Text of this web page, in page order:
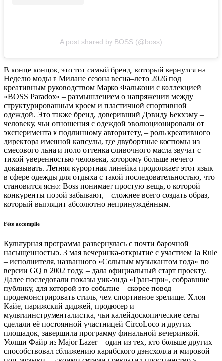
A post shared by BOSS (@boss)
В конце концов, это тот самый бренд, который вернулся на
Неделю моды в Милане сезона весна–лето 2026 под
креативным руководством Марко Фалькони с коллекцией
«BOSS Paradox» – размышлением о напряжении между
структурированным кроем и пластичной спортивной
одеждой. Это также бренд, доверивший Дэвиду Бекхэму –
человеку, чьи отношения с одеждой эволюционировали от
эксперимента к подлинному авторитету, – роль креативного
директора именной капсулы, где двубортные костюмы из
смесового льна и поло оттенка сливочного масла звучат с
тихой уверенностью человека, которому больше нечего
доказывать. Летняя курортная линейка продолжает этот язык
в сфере одежды для отдыха с такой последовательностью, что
становится ясно: Boss понимает простую вещь, о которой
конкуренты порой забывают, – сложнее всего создать образ,
который выглядит абсолютно непринуждённым.
Fête accomplie
Культурная программа развернулась с почти барочной
насыщенностью. 3 мая вечеринка-открытие с участием Ja Rule
– исполнителя, названного «Сольным музыкантом года» по
версии GQ в 2002 году, – дала официальный старт проекту.
Далее последовали показы уик-энда «Гран-при», собравшие
публику, для которой это событие – скорее повод
продемонстрировать стиль, чем спортивное зрелище. Хлоя
Кайе, парижский диджей, продюсер и
мультиинструменталистка, чьи калейдоскопические сеты
сделали её постоянной участницей CircoLoco и других
площадок, завершила программу финальной вечеринкой.
Уолши Файр из Major Lazer – один из тех, кто больше других
способствовал сближению карибского дэнсхолла и мировой